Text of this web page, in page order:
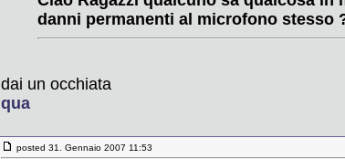
danni permanenti al microfono stesso
dai un occhiata
qua
posted 31. Gennaio 2007 11:53